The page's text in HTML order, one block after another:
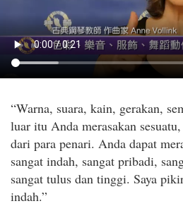
“Warna, suara, kain, gerakan,
luar itu Anda merasakan
dari para penari. Anda dapat
sangat indah, sangat pribadi,
sangat tulus dan tinggi. Saya
indah.”